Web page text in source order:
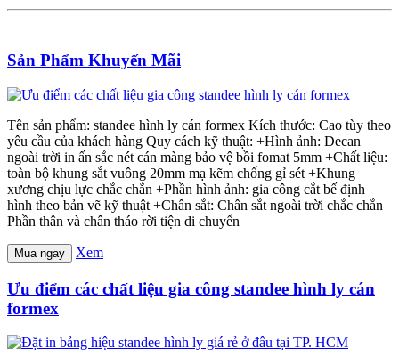
Sản Phẩm Khuyến Mãi
Tên sản phẩm: standee hình ly cán formex Kích thước: Cao tùy theo
yêu cầu của khách hàng Quy cách kỹ thuật: +Hình ảnh: Decan
ngoài trời in ấn sắc nét cán màng bảo vệ bồi fomat 5mm +Chất liệu:
toàn bộ khung sắt vuông 20mm mạ kẽm chống gỉ sét +Khung
xương chịu lực chắc chắn +Phần hình ảnh: gia công cắt bế định
hình theo bản vẽ kỹ thuật +Chân sắt: Chân sắt ngoài trời chắc chắn
Phần thân và chân tháo rời tiện di chuyển
Mua ngay Xem
Ưu điểm các chất liệu gia công standee hình ly cán
formex